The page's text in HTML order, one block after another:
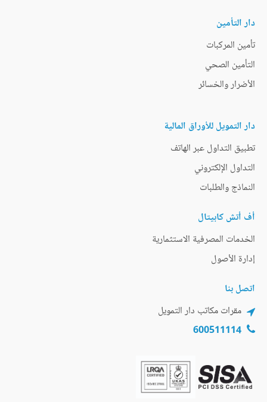
دار التأمين
تأمين المركبات
التأمين الصحي
الأضرار والخسائر
دار التمويل للأوراق المالية
تطبيق التداول عبر الهاتف
التداول الإلكتروني
النماذج والطلبات
أف أتش كابيتال
الخدمات المصرفية الاستثمارية
إدارة الأصول
اتصل بنا
مقرات مكاتب دار التمويل
600511114